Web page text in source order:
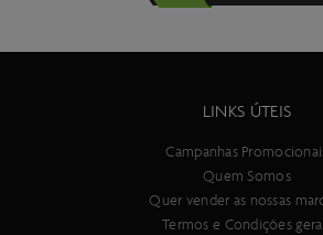
LINKS ÚTEIS
Campanhas
Quem Somos
Quer vender as nossas
Termos e Condições